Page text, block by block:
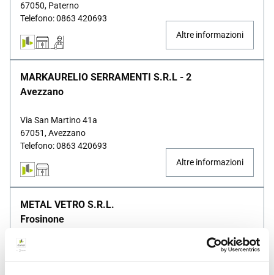
67050, Paterno
Telefono: 0863 420693
Altre informazioni
MARKAURELIO SERRAMENTI S.R.L - 2
Avezzano
Via San Martino 41a
67051, Avezzano
Telefono: 0863 420693
Altre informazioni
METAL VETRO S.R.L.
Frosinone
63 VIA PER CASAMARI
03100, Frosinone